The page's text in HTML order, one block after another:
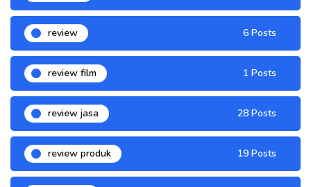
review 6 Posts
review film 1 Posts
review jasa 28 Posts
review produk 19 Posts